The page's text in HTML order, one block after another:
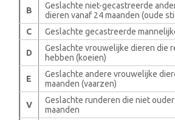
B
Geslachte niet-gecastreerde
dieren vanaf 24 maanden (oude
C
Geslachte gecastreerde
D
Geslachte vrouwelijke dieren die
hebben (koeien)
E
Geslachte andere vrouwelijke
maanden (vaarzen)
V
Geslachte runderen die niet
maanden